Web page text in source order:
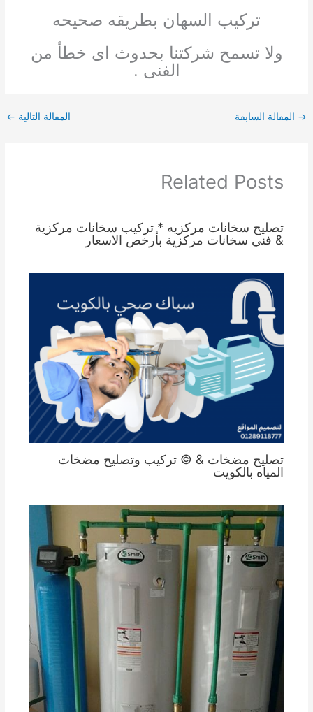
تركيب السهان بطريقه صحيحه
ولا تسمح شركتنا بحدوث اى خطأ من
الفنى .
→ المقالة السابقة المقالة التالية ←
Related Posts
تصليح سخانات مركزيه * تركيب سخانات مركزية
& فني سخانات مركزية بأرخص الاسعار
تصليح مضخات & © تركيب وتصليح مضخات
المياه بالكويت